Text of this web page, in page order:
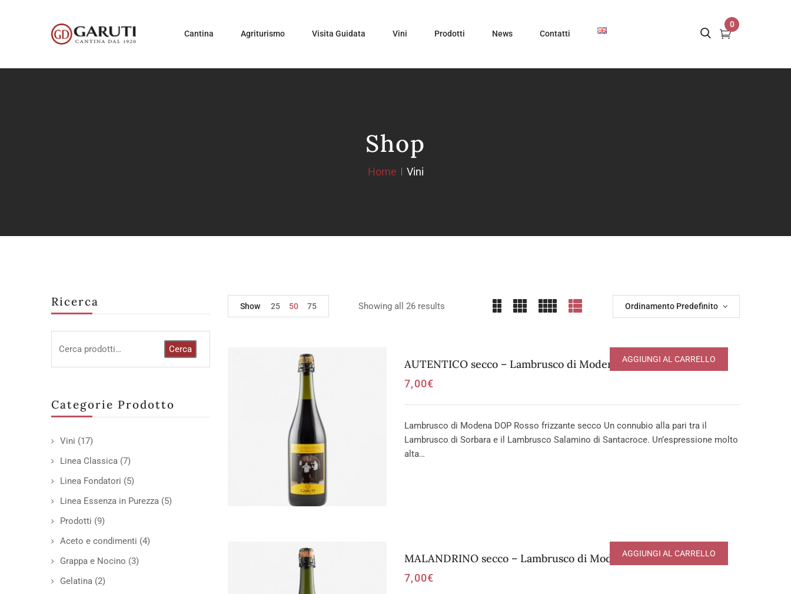
Cantina Agriturismo Visita Guidata Vini Prodotti News Contatti
0
Shop
Home Vini
Ricerca
Cerca
Categorie Prodotto
Vini (17)
Linea Classica (7)
Linea Fondatori (5)
Linea Essenza in Purezza (5)
Prodotti (9)
Aceto e condimenti (4)
Grappa e Nocino (3)
Gelatina (2)
Showing all 26 results Ordinamento Predefinito
Show 25 50 75
AUTENTICO secco – Lambrusco di Modena DOP
7,00€
AGGIUNGI AL CARRELLO
Lambrusco di Modena DOP Rosso frizzante secco Un connubio alla pari tra il
Lambrusco di Sorbara e il Lambrusco Salamino di Santacroce. Un’espressione molto
alta…
MALANDRINO secco – Lambrusco di Modena DOP
7,00€
AGGIUNGI AL CARRELLO